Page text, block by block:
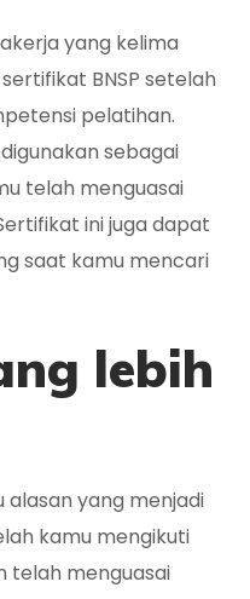
yang kelima
BNSP setelah
pelatihan.
sebagai
telah menguasai
ini juga dapat
saat kamu mencari
lebih
alasan yang menjadi
kamu mengikuti
telah menguasai